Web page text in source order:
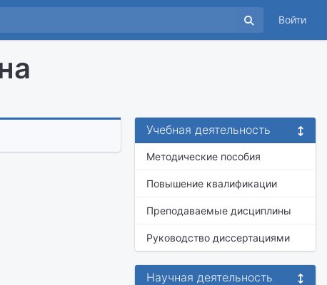
Войти
Учебная деятельность
Методические пособия
Повышение квалификации
Преподаваемые дисциплины
Руководство диссертациями
Научная деятельность